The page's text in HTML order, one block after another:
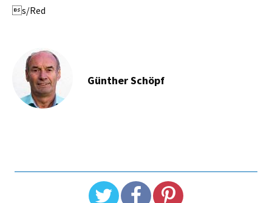
s/Red
Günther Schöpf